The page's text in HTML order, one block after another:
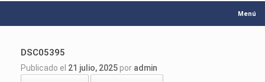
Menú
DSC05395
Publicado el 21 julio, 2025por admin